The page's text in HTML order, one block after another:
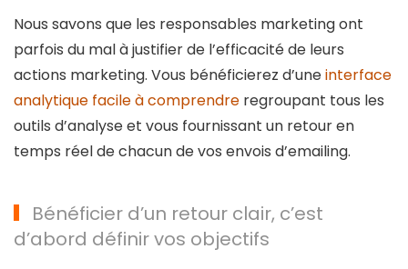
Nous savons que les responsables marketing ont
parfois du mal à justifier de l’efficacité de leurs
actions marketing. Vous bénéficierez d’uneinterface
analytique facile à comprendre regroupant tous les
outils d’analyse et vous fournissant un retour en
temps réel de chacun de vos envois d’emailing.
Bénéficier d’un retour clair, c’est
d’abord définir vos objectifs